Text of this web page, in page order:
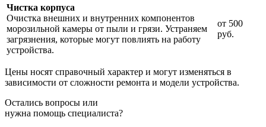
Чистка корпуса
Очистка внешних и внутренних компонентов
морозильной камеры от пыли и грязи. Устраняем
загрязнения, которые могут повлиять на работу
устройства.
от 500
руб.
Цены носят справочный характер и могут изменяться в
зависимости от сложности ремонта и модели устройства.
Остались вопросы или
нужна помощь специалиста?